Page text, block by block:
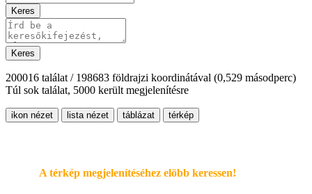
Keres
Keres
200016 találat / 198683 földrajzi koordinátával (0,529 másodperc)
Túl sok találat, 5000 került megjelenítésre
ikon nézet lista nézet táblázat térkép
A térkép megjelenítéséhez elöbb keressen!